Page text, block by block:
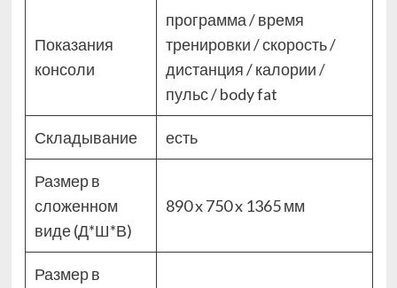
Показания
консоли
программа / время
тренировки / скорость /
дистанция / калории /
пульс / body fat
Складывание есть
Размер в
сложенном
виде (Д*Ш*В)
890 x 750 x 1365 мм
Размер в